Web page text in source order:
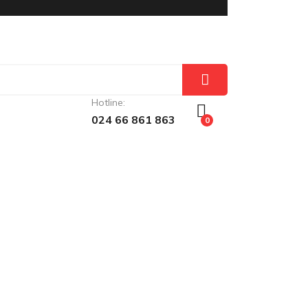
Hotline:
024 66 861 863 0